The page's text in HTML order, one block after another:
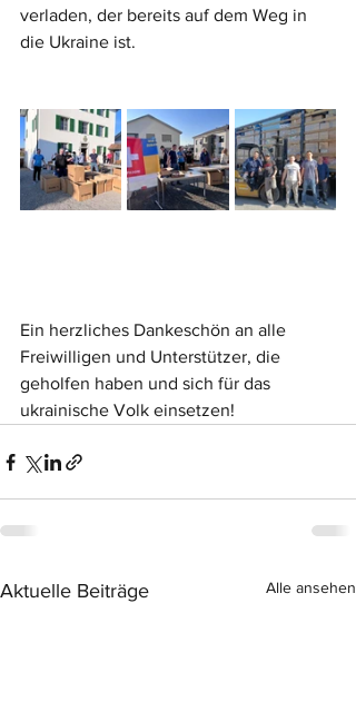
verladen, der bereits auf dem Weg in
die Ukraine ist.
Ein herzliches Dankeschön an alle
Freiwilligen und Unterstützer, die
geholfen haben und sich für das
ukrainische Volk einsetzen!
Aktuelle Beiträge Alle ansehen